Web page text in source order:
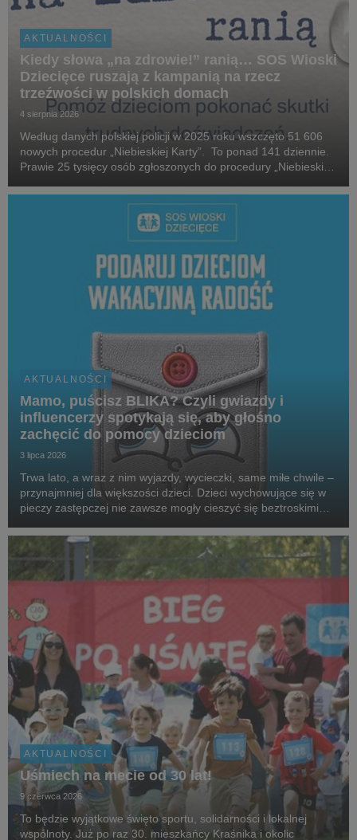
AKTUALNOŚCI
Kiedy słowa „na zdrowie!” ranią… SOS Wioski
Dziecięce ruszają z kampanią na rzecz
trzeźwości w polskich domach
4 sierpnia 2026
Według danych polskiej policji w 2025 roku wszczęto 51 606
nowych procedur „Niebieskiej Karty”. To ponad 141 dziennie.
Prawie 25 tysięcy osób zgłoszonych do procedury „Niebieskiej
pod wpływem alkoholu. W 2025 roku...
AKTUALNOŚCI
Mamo, puścisz BLIKA? Czyli gwiazdy i
influencerzy spotykają się, aby głośno
zachęcić do pomocy dzieciom
3 lipca 2026
Trwa lato, a wraz z nim wyjazdy, wycieczki, same miłe chwile –
przynajmniej dla większości dzieci. Dzieci wychowujące się w
pieczy zastępczej nie zawsze mogły cieszyć się beztroskimi
SOS Wiosek Dziecięcych, gwiazdy,...
AKTUALNOŚCI
Uśmiech na mecie od 30 lat!
9 czerwca 2026
To będzie wyjątkowe święto sportu, solidarności i lokalnej
wspólnoty. Już po raz 30. mieszkańcy Kraśnika i okolic